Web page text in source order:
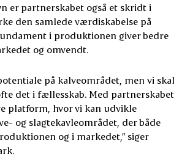
er partnerskabet også et skridt i
den samlede værdiskabelse på
i produktionen giver bedre
og omvendt.
på kalveområdet, men vi skal
det i fællesskab. Med partnerskabet
platform, hvor vi kan udvikle
og slagtekavleområdet, der både
og i markedet,” siger